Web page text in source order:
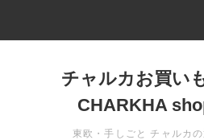
チャルカお買い
CHARKHA
東欧・手しごと チャルカの